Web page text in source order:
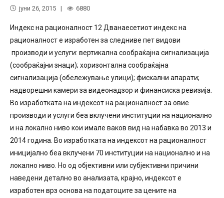
јуни 26, 2015 6880
Индекс на рационалност 12 Дванаесетиот индекс на
рационалност е изработен за следниве пет видови
производи и услуги: вертикална сообраќајна сигнализација
(сообраќајни знаци); хоризонтална сообраќајна
сигнализација (обележување улици); фискални апарати;
надворешни камери за видеонадзор и финансиска ревизија.
Во изработката на индексот на рационалност за овие
производи и услуги беа вклучени институции на национално
и на локално ниво кои имале ваков вид на набавка во 2013 и
2014 година. Во изработката на индексот на рационалност
иницијално беа вклучени 70 институции на национално и на
локално ниво. Но од објективни или субјективни причини
наведени детално во анализата, крајно, индексот е
изработен врз основа на податоците за цените на